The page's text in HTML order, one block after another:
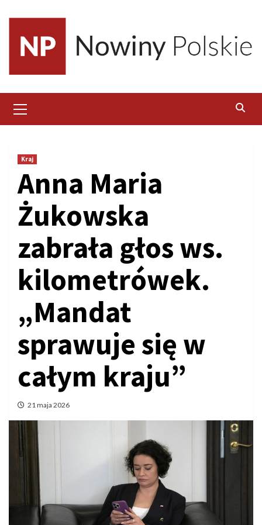
content
Menu
Kraj
Anna Maria
Żukowska
zabrała głos ws.
kilometrówek.
„Mandat
sprawuje się w
całym kraju”
21 maja 2026